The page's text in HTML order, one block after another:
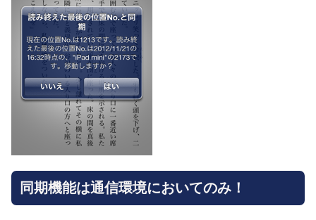
同期機能は通信環境においてのみ！